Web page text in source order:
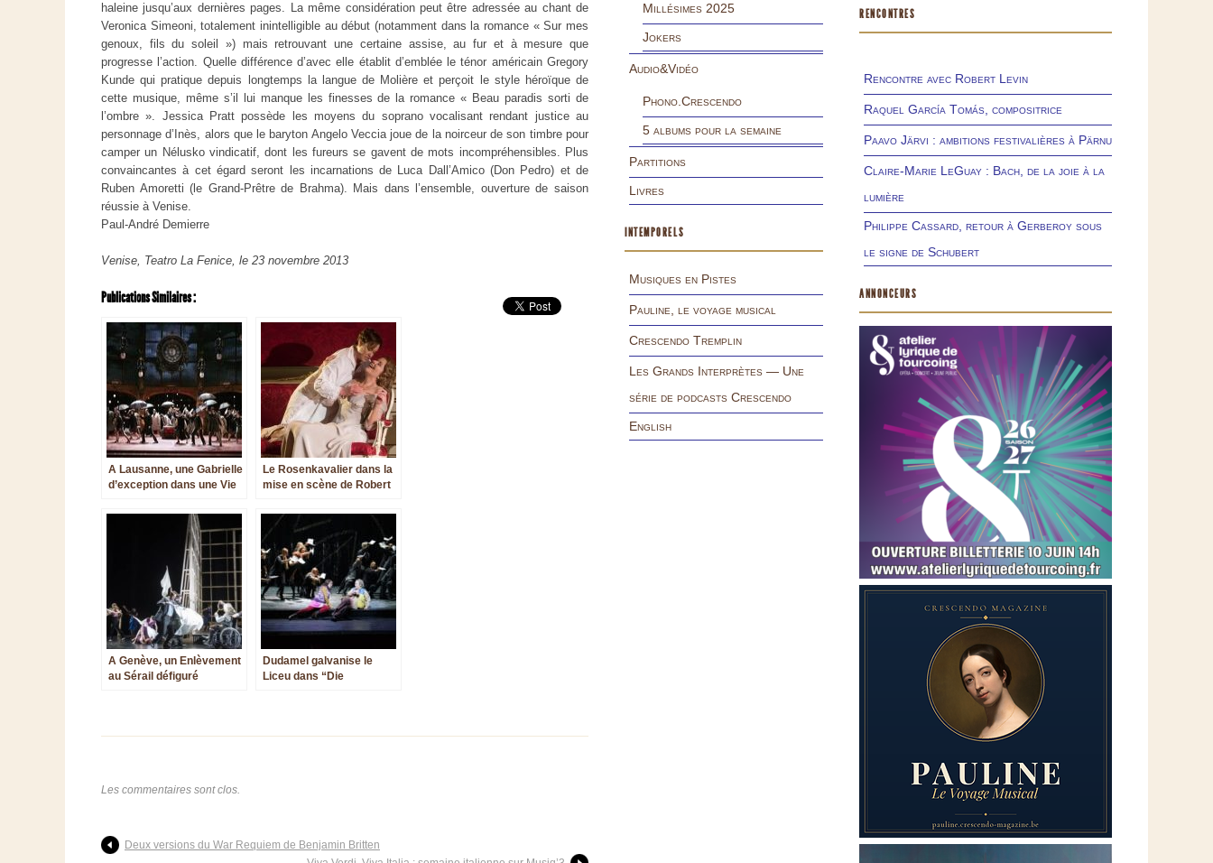
haleine jusqu’aux dernières pages. La même considération peut être adressée au chant de
Veronica Simeoni, totalement inintelligible au début (notamment dans la romance « Sur mes
genoux, fils du soleil ») mais retrouvant une certaine assise, au fur et à mesure que
progresse l’action. Quelle différence d’avec elle établit d’emblée le ténor américain Gregory
Kunde qui pratique depuis longtemps la langue de Molière et perçoit le style héroïque de
cette musique, même s’il lui manque les finesses de la romance « Beau paradis sorti de
l’ombre ». Jessica Pratt possède les moyens du soprano vocalisant rendant justice au
personnage d’Inès, alors que le baryton Angelo Veccia joue de la noirceur de son timbre pour
camper un Nélusko vindicatif, dont les fureurs se gavent de mots incompréhensibles. Plus
convaincantes à cet égard seront les incarnations de Luca Dall’Amico (Don Pedro) et de
Ruben Amoretti (le Grand-Prêtre de Brahma). Mais dans l’ensemble, ouverture de saison
réussie à Venise.
Paul-André Demierre
Venise, Teatro La Fenice, le 23 novembre 2013
Publications Similaires :
A Lausanne, une Gabrielle
d’exception dans une Vie
Le Rosenkavalier dans la
mise en scène de Robert
A Genève, un Enlèvement
au Sérail défiguré
Dudamel galvanise le
Liceu dans “Die
Les commentaires sont clos.
Deux versions du War Requiem de Benjamin Britten
Millésimes 2025
Jokers
Audio&Vidéo
Phono.Crescendo
5 albums pour la semaine
Partitions
Livres
INTEMPORELS
Musiques en Pistes
Pauline, le voyage musical
Crescendo Tremplin
Les Grands Interprètes — Une
série de podcasts Crescendo
English
RENCONTRES
Rencontre avec Robert Levin
Raquel García Tomás, compositrice
Paavo Järvi : ambitions festivalières à Pärnu
Claire-Marie LeGuay : Bach, de la joie à la
lumière
Philippe Cassard, retour à Gerberoy sous
le signe de Schubert
ANNONCEURS